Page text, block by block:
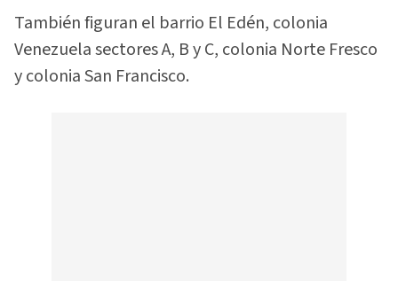
También figuran el barrio El Edén, colonia
Venezuela sectores A, B y C, colonia Norte Fresco
y colonia San Francisco.